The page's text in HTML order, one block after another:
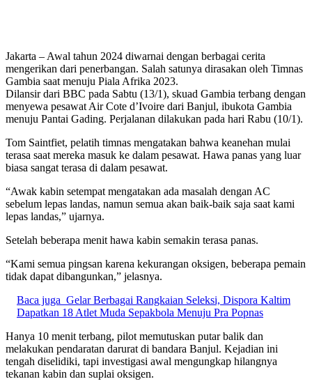
Jakarta – Awal tahun 2024 diwarnai dengan berbagai cerita
mengerikan dari penerbangan. Salah satunya dirasakan oleh Timnas
Gambia saat menuju Piala Afrika 2023.
Dilansir dari BBC pada Sabtu (13/1), skuad Gambia terbang dengan
menyewa pesawat Air Cote d’Ivoire dari Banjul, ibukota Gambia
menuju Pantai Gading. Perjalanan dilakukan pada hari Rabu (10/1).
Tom Saintfiet, pelatih timnas mengatakan bahwa keanehan mulai
terasa saat mereka masuk ke dalam pesawat. Hawa panas yang luar
biasa sangat terasa di dalam pesawat.
“Awak kabin setempat mengatakan ada masalah dengan AC
sebelum lepas landas, namun semua akan baik-baik saja saat kami
lepas landas,” ujarnya.
Setelah beberapa menit hawa kabin semakin terasa panas.
“Kami semua pingsan karena kekurangan oksigen, beberapa pemain
tidak dapat dibangunkan,” jelasnya.
Baca juga Gelar Berbagai Rangkaian Seleksi, Dispora Kaltim
Dapatkan 18 Atlet Muda Sepakbola Menuju Pra Popnas
Hanya 10 menit terbang, pilot memutuskan putar balik dan
melakukan pendaratan darurat di bandara Banjul. Kejadian ini
tengah diselidiki, tapi investigasi awal mengungkap hilangnya
tekanan kabin dan suplai oksigen.